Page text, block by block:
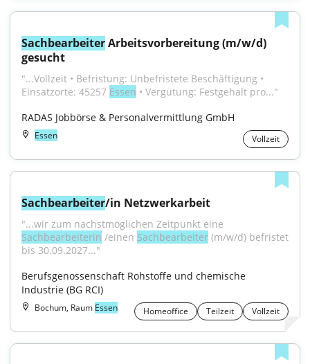
Sachbearbeiter Arbeitsvorbereitung (m/w/d)
gesucht
"...Vollzeit • Befristung: Unbefristete Beschäftigung •
Einsatzorte: 45257 Essen • Vergütung: Festgehalt pro..."
RADAS Jobbörse & Personalvermittlung GmbH
Essen Vollzeit
Sachbearbeiter/in Netzwerkarbeit
Sachbearbeiterin /einen Sachbearbeiter (m/w/d) befristet
bis 30.09.2027..."
Berufsgenossenschaft Rohstoffe und chemische
Industrie (BG RCI)
Bochum, Raum Essen Homeoffice Teilzeit Vollzeit